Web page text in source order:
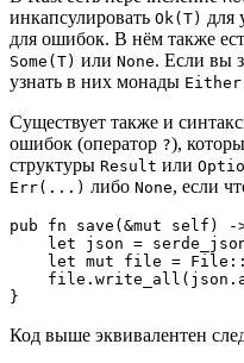
инкапсулировать Ok(T) для
для ошибок. В нём также
Some(T) или None. Если вы
узнать в них монады Either
Существует также и
ошибок (оператор ?),
структуры Result или
Err(...) либо None, если
pub fn save(&mut self)
}
Код выше эквивалентен